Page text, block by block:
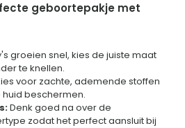
geboortepakje met
groeien snel, kies de juiste maat
te knellen.
voor zachte, ademende stoffen
beschermen.
Denk goed na over de
zodat het perfect aansluit bij